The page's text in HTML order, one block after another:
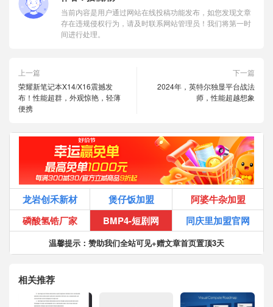
当前内容是用户通过网站在线投稿功能发布，如您发现文章
存在违规侵权行为，请及时联系网站管理员！我们将第一时
间进行处理。
上一篇
荣耀新笔记本X14/X16震撼发
布！性能超群，外观惊艳，轻薄
便携
下一篇
2024年，英特尔独显平台战法
师，性能超越想象
龙岩创禾新材 煲仔饭加盟
阿婆牛杂加盟
磷酸氢锆厂家
BMP4-短剧网 同庆里加盟官网
温馨提示：赞助我们全站可见+赠文章首页置顶3天
相关推荐